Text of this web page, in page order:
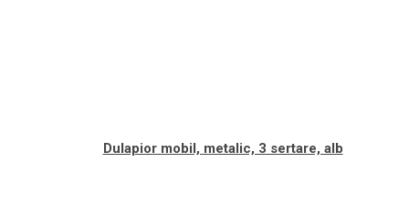
Dulapior mobil, metalic, 3 sertare, alb